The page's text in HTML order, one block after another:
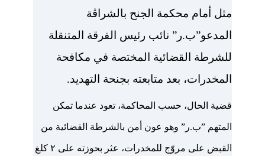
مثل أمام محكمة الجنح بالشراڤة
المدعو”ب.ر” نائب رئيس الفرقة المتنقلة
للشرطة القضائية المختصة في مكافحة
المخدرات، بعد متابعته بجنحة التهديد.
قضية الحال، حسب المحاكمة، تعود عندما تمكن
المتهم ”ب.ر” وهو عون أمن بالشرطة القضائية من
القبض على مروّج للمخدرات، عثر بحوزته على ٢ كلغ